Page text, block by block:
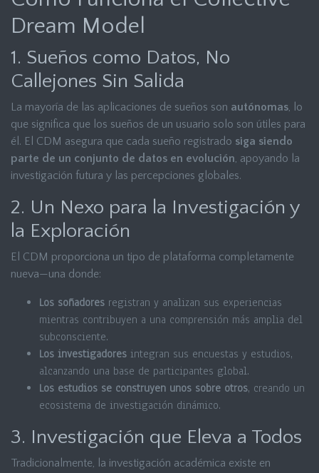
Dream Model
1. Sueños como Datos, No
Callejones Sin Salida
La mayoría de las aplicaciones de sueños son autónomas, lo
que significa que los sueños de un usuario solo son útiles para
él. El CDM asegura que cada sueño registrado siga siendo
parte de un conjunto de datos en evolución, apoyando la
investigación futura y las percepciones globales.
2. Un Nexo para la Investigación y
la Exploración
El CDM proporciona un tipo de plataforma completamente
nueva—una donde:
Los soñadores registran y analizan sus experiencias
mientras contribuyen a una comprensión más amplia del
subconsciente.
Los investigadores integran sus encuestas y estudios,
alcanzando una base de participantes global.
Los estudios se construyen unos sobre otros, creando un
ecosistema de investigación dinámico.
3. Investigación que Eleva a Todos
Tradicionalmente, la investigación académica existe en